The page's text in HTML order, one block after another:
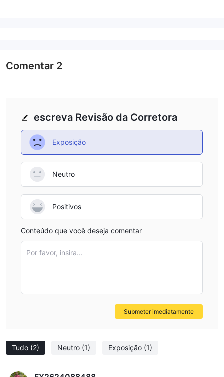
Tudo (2) Neutro (1) Exposição (1)
escreva Revisão da Corretora
Exposição
Neutro
Positivos
Conteúdo que você deseja comentar
Por favor, insira...
Submeter imediatamente
Comentar 2